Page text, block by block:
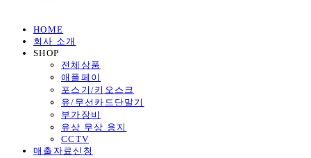
HOME
회사 소개
SHOP
전체상품
애플페이
포스기/키오스크
유/무선카드단말기
부가장비
유상 무상 용지
CCTV
매출자료신청